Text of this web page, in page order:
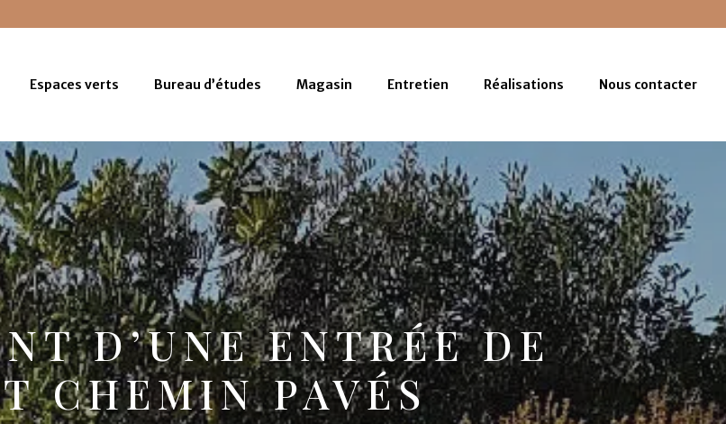
Espaces verts Bureau d’études Magasin Entretien Réalisations Nous contacter
D’UNE ENTRÉE DE
CHEMIN PAVÉS